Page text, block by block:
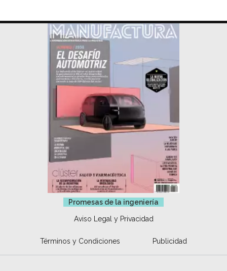
Promesas de la ingeniería
Aviso Legal y Privacidad
Términos y Condiciones Publicidad